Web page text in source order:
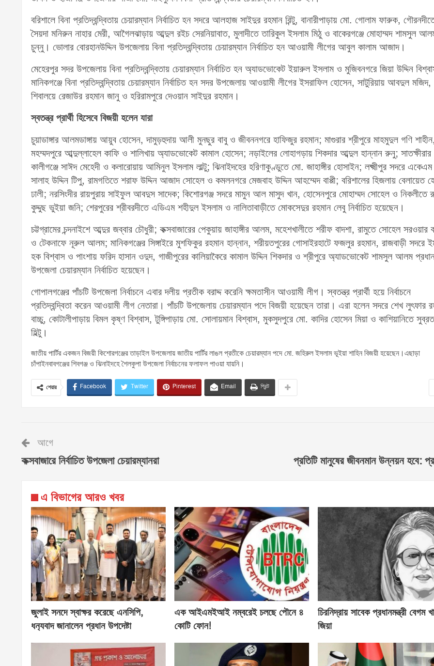
বরিশালে বিনা প্রতিদ্বন্দ্বিতায় চেয়ারম্যান নির্বাচিত হন সদরে আলহাজ সাইদুর রহমান রিন্টু, বানারীপাড়ায় মো. গোলাম ফারুক,
সৈয়দা মনিরুন নাহার মেরী, আগৈলঝাড়ায় আব্দুল রইচ সেরনিয়াবাত, মুলাদীতে তারিকুল ইসলাম মিঠু ও বাকেরগঞ্জে মোহাম্মদ শামসুল
চুন্নু। ভোলার বোরহানউদ্দিন উপজেলায় বিনা প্রতিদ্বন্দ্বিতায় চেয়ারম্যান নির্বাচিত হন আওয়ামী লীগের আবুল কালাম আজাদ।
মেহেরপুর সদর উপজেলায় বিনা প্রতিদ্বন্দ্বিতায় চেয়ারম্যান নির্বাচিত হন অ্যাডভোকেট ইয়ারুল ইসলাম ও মুজিবনগরে জিয়া উদ্দিন
মানিকগঞ্জে বিনা প্রতিদ্বন্দ্বিতায় চেয়ারম্যান নির্বাচিত হন সদর উপজেলায় আওয়ামী লীগের ইসরাফিল হোসেন, সাটুরিয়ায় আবদুল মজিদ,
শিবালয়ে রেজাউর রহমান জানু ও হরিরামপুরে দেওয়ান সাইদুর রহমান।
স্বতন্ত্র প্রার্থী হিসেবে বিজয়ী হলেন যারা
চুয়াডাঙ্গার আলমডাঙ্গায় আয়ুব হোসেন, দামুড়হুদায় আলী মুনছুর বাবু ও জীবননগরে হাফিজুর রহমান; মাগুরার শ্রীপুরে মাহমুদুল গণি শাহীন,
মহম্মদপুরে আব্দুল্লাহেল কাফি ও শালিখায় অ্যাডভোকেট কামাল হোসেন; নড়াইলের লোহাগড়ায় শিকদার আব্দুল হান্নান রুনু; সাতক্ষীরার
কালীগঞ্জে সাঈদ মেহেদী ও কলারোয়ায় আমিনুল ইসলাম লাল্টু; ঝিনাইদহের হরিণাকুণ্ডুতে মো. জাহাঙ্গীর হোসাইন; লক্ষ্মীপুর সদরে একেএম
সালাহ উদ্দিন টিপু, রামগতিতে শরাফ উদ্দিন আজাদ সোহেল ও কমলনগরে মেজবাহ উদ্দিন আহম্মেদ বাপ্পী; বরিশালের হিজলায় বেলায়েত
ঢালী; নরসিংদীর রায়পুরায় সাইফুল আবদুস সাদেক; কিশোরগঞ্জ সদরে মামুন আল মাসুদ খান, হোসেনপুরে মোহাম্মদ সোহেল ও নিকলীতে
কুদ্দুছ ভুইয়া জনি; শেরপুরের শ্রীবরদীতে এডিএম শহীদুল ইসলাম ও নালিতাবাড়ীতে মোকসেদুর রহমান লেবু নির্বাচিত হয়েছেন।
চট্টগ্রামের চন্দনাইশে আব্দুর জব্বার চৌধুরী; কক্সবাজারের পেকুয়ায় জাহাঙ্গীর আলম, মহেশখালীতে শরীফ বাদশা, রামুতে সোহেল সরওয়ার
ও টেকনাফে নূরুল আলম; মানিকগঞ্জের সিঙ্গাইরে মুশফিকুর রহমান হান্নান, শরীয়তপুরের গোসাইরহাটে ফজলুর রহমান, রাজবাড়ী সদরে
হক বিশ্বাস ও পাংশায় ফরিদ হাসান ওদুদ, গাজীপুরের কালিয়াকৈরে কামাল উদ্দিন শিকদার ও শ্রীপুরে অ্যাডভোকেট শামসুল আলম
উপজেলা চেয়ারম্যান নির্বাচিত হয়েছেন।
গোপালগঞ্জের পাঁচটি উপজেলা নির্বাচনে এবার দলীয় প্রতীক বরাদ্দ করেনি ক্ষমতাসীন আওয়ামী লীগ। স্বতন্ত্র প্রার্থী হয়ে নির্বাচনে
প্রতিদ্বন্দ্বিতা করেন আওয়ামী লীগ নেতারা। পাঁচটি উপজেলায় চেয়ারম্যান পদে বিজয়ী হয়েছেন তারা। এরা হলেন সদরে শেখ লুৎফার
বাচ্চু, কোটালীপাড়ায় বিমল কৃষ্ণ বিশ্বাস, টুঙ্গিপাড়ায় মো. সোলায়মান বিশ্বাস, মুকসুদপুরে মো. কাদির হোসেন মিয়া ও কাশিয়ানিতে
হিল্টু।
জাতীয় পার্টির একজন বিজয়ী কিশোরগঞ্জের তাড়াইল উপজেলায় জাতীয় পার্টির লাঙল প্রতীকে চেয়ারম্যান পদে মো. জহিরুল ইসলাম ভূইয়া শাহিন বিজয়ী হয়েছেন।এছাড়া
চাঁপাইনবাবগঞ্জের শিবগঞ্জ ও ঝিনাইদহে শৈলকুপা উপজেলা নির্বাচনের ফলাফল পাওয়া যায়নি।
শেয়ার Facebook Twitter Pinterest Email প্রিন্ট
আগে
কক্সবাজারে নির্বাচিত উপজেলা চেয়ারম্যানরা প্রতিটি মানুষের জীবনমান উন্নয়ন হবে:
এ বিভাগের আরও খবর
জুলাই সনদে স্বাক্ষর করেছে এনসিপি,
ধন‍্যবাদ জানালেন প্রধান উপদেষ্টা
এক আইএমইআই নম্বরেই চলছে পৌনে ৪
কোটি ফোন!
চিরনিদ্রায় সাবেক প্রধানমন্ত্রী বেগম
জিয়া